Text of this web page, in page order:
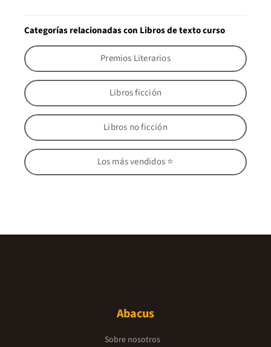
Categorías relacionadas con Libros de texto curso
Premios Literarios
Libros ficción
Libros no ficción
Los más vendidos ⭐
Abacus
Sobre nosotros